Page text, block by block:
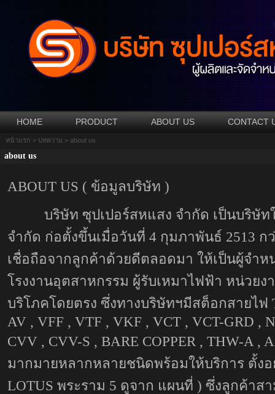
HOME PRODUCT ABOUT US CONTACT
หน้าแรก > บทความ > about us
about us
ABOUT US ( ข้อมูลบริษัท )
บริษัท ซุปเปอร์สหแสง จำกัด เป็นบริษัทใ
จำกัด ก่อตั้งขึ้นเมื่อวันที่ 4 กุมภาพันธ์ 2513 ก
เชื่อถือจากลูกค้าด้วยดีตลอดมา ให้เป็นผู้จำ
โรงงานอุตสาหกรรม ผู้รับเหมาไฟฟ้า หน่วย
บริโภคโดยตรง ซึ่งทางบริษัทฯมีสต็อกสายไฟ
AV , VFF , VTF , VKF , VCT , VCT-GRD ,
CVV , CVV-S , BARE COPPER , THW-A ,
มากมายหลากหลายชนิดพร้อมให้บริการ ตั้ง
LOTUS พระราม 5 ดูจาก แผนที่ ) ซึ่งลูกค้าสา